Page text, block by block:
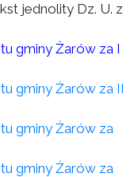
jednolity Dz. U. z
gminy Żarów za I
gminy Żarów za II
gminy Żarów za
gminy Żarów za